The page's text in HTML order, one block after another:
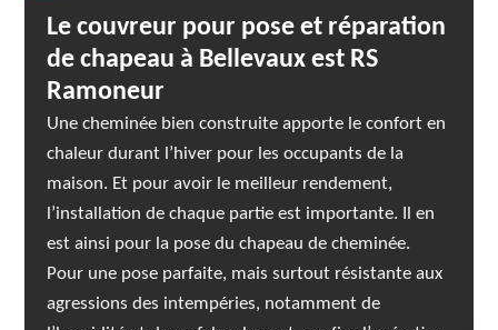
Le couvreur pour pose et réparation
de chapeau à Bellevaux est RS
Ramoneur
Une cheminée bien construite apporte le confort en
chaleur durant l’hiver pour les occupants de la
maison. Et pour avoir le meilleur rendement,
l’installation de chaque partie est importante. Il en
est ainsi pour la pose du chapeau de cheminée.
Pour une pose parfaite, mais surtout résistante aux
agressions des intempéries, notamment de